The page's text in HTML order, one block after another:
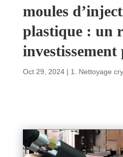
moules
plastique : un
Oct 29, 2024| 1. Nettoyage